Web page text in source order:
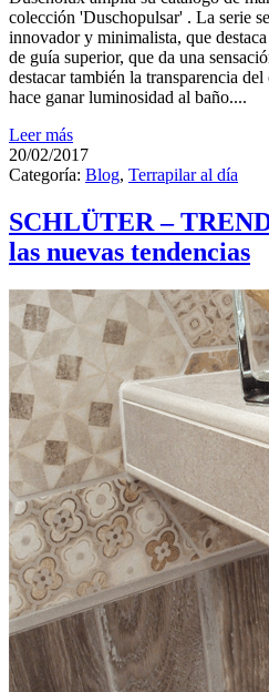
colección 'Duschopulsar' . La serie
innovador y minimalista, que
de guía superior, que da una
destacar también la transparencia
hace ganar luminosidad al baño....
Leer más
20/02/2017
Categoría: Blog, Terrapilar al día
SCHLÜTER –
las nuevas tendencias